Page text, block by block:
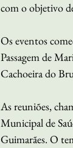
com o objetivo
Os eventos
Passagem de
Cachoeira do
As reuniões,
Municipal de
Guimarães. O